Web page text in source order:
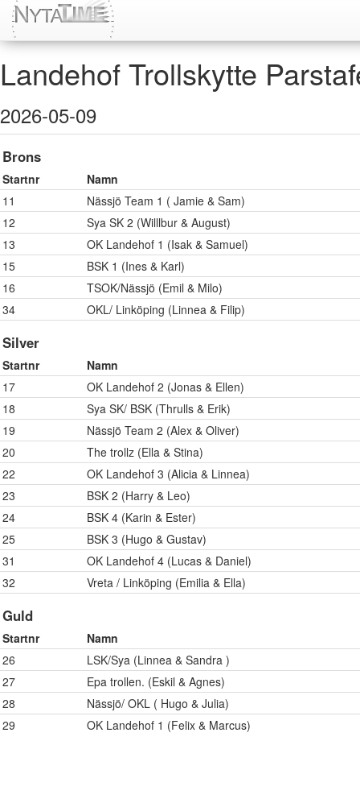
Landehof Trollskytte
2026-05-09
Brons
Startnr
Namn
11
Nässjö Team 1 ( Jamie & Sam)
12
Sya SK 2 (Willlbur & August)
13
OK Landehof 1 (Isak & Samuel)
15
BSK 1 (Ines & Karl)
16
TSOK/Nässjö (Emil & Milo)
34
OKL/ Linköping (Linnea & Filip)
Silver
Startnr
Namn
17
OK Landehof 2 (Jonas & Ellen)
18
Sya SK/ BSK (Thrulls & Erik)
19
Nässjö Team 2 (Alex & Oliver)
20
The trollz (Ella & Stina)
22
OK Landehof 3 (Alicia & Linnea)
23
BSK 2 (Harry & Leo)
24
BSK 4 (Karin & Ester)
25
BSK 3 (Hugo & Gustav)
31
OK Landehof 4 (Lucas & Daniel)
32
Vreta / Linköping (Emilia & Ella)
Guld
Startnr
Namn
26
LSK/Sya (Linnea & Sandra )
27
Epa trollen. (Eskil & Agnes)
28
Nässjö/ OKL ( Hugo & Julia)
29
OK Landehof 1 (Felix & Marcus)